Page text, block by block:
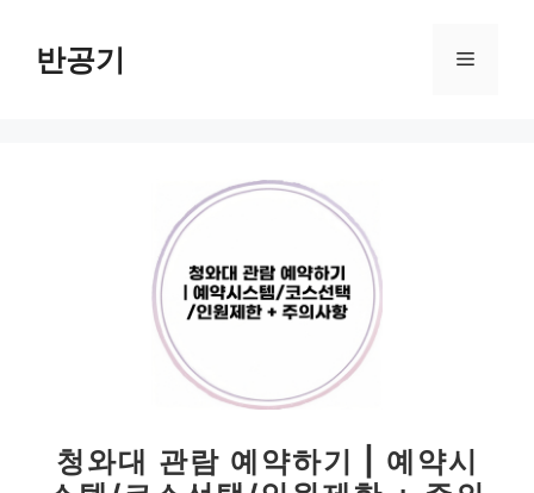
반공기 메
청와대 관람 예약하기 | 예약시